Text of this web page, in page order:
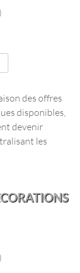
des offres
disponibles,
devenir
les